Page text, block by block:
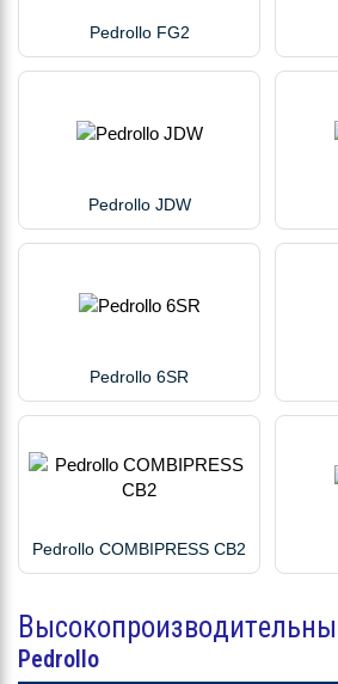
Pedrollo FG2
Pedrollo JDW
Pedrollo 6SR
Pedrollo COMBIPRESS CB2
Pedrollo